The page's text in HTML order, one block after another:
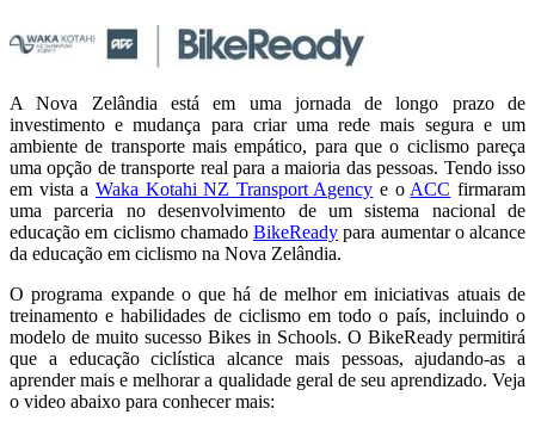
A Nova Zelândia está em uma jornada de longo prazo de
investimento e mudança para criar uma rede mais segura e um
ambiente de transporte mais empático, para que o ciclismo pareça
uma opção de transporte real para a maioria das pessoas. Tendo isso
em vista a Waka Kotahi NZ Transport Agency e o ACC firmaram
uma parceria no desenvolvimento de um sistema nacional de
educação em ciclismo chamado BikeReady para aumentar o alcance
da educação em ciclismo na Nova Zelândia.
O programa expande o que há de melhor em iniciativas atuais de
treinamento e habilidades de ciclismo em todo o país, incluindo o
modelo de muito sucesso Bikes in Schools. O BikeReady permitirá
que a educação ciclística alcance mais pessoas, ajudando-as a
aprender mais e melhorar a qualidade geral de seu aprendizado. Veja
o video abaixo para conhecer mais: